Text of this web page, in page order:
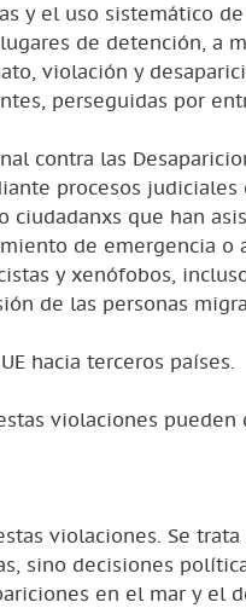
y el uso sistemático
de detención, a
violación y
perseguidas por
contra las
procesos
ciudadanxs que han
de emergencia o
y xenófobos,
de las personas
hacia terceros países.
violaciones
violaciones. Se
sino decisiones
en el mar y el